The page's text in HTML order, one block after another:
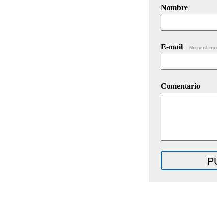
Nombre
E-mail No será
Comentario